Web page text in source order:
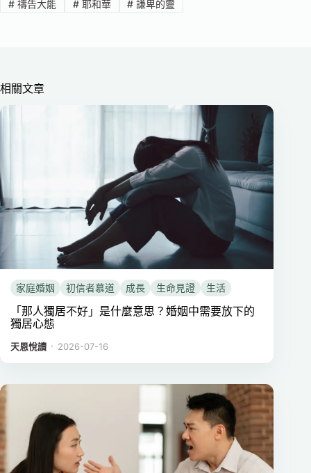
#禱告大能 #耶和華 # 謙卑的靈
相關文章
家庭婚姻 初信者慕道 成長 生命見證 生活
「那人獨居不好」是什麼意思？婚姻中需要放下的
獨居心態
天恩悅讀 ． 2026-07-16